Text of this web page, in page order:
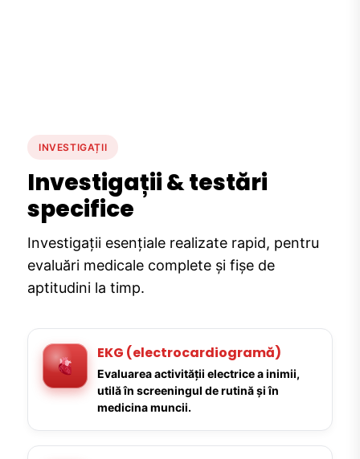
INVESTIGAȚII
Investigații & testări
specifice
Investigații esențiale realizate rapid, pentru
evaluări medicale complete și fișe de
aptitudini la timp.
EKG (electrocardiogramă)
Evaluarea activității electrice a inimii,
utilă în screeningul de rutină și în
medicina muncii.